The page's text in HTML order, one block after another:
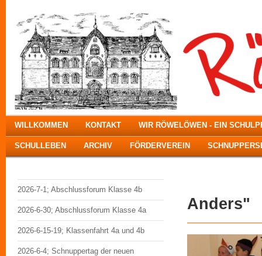
WILLKOMMEN KONTAKT WIR RÖWELÖWEN - EIN
SCHULLEBEN ARCHIV FÖRDERVEREIN
2026-7-1; Abschlussforum Klasse 4b
2026-6-30; Abschlussforum Klasse 4a
2026-6-15-19; Klassenfahrt 4a und 4b
2026-6-4; Schnuppertag der neuen
Anders"